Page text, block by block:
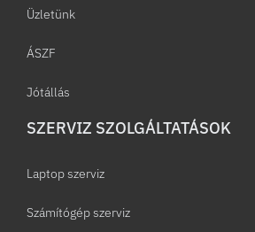
Üzletünk
ÁSZF
Jótállás
SZERVIZ SZOLGÁLTATÁSOK
Laptop szerviz
Számítógép szerviz